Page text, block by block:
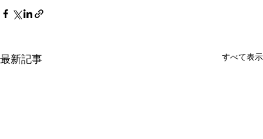
最新記事 すべて表示